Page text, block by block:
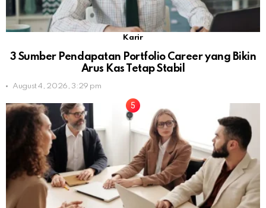
Karir
3 Sumber Pendapatan Portfolio Career yang Bikin
Arus Kas Tetap Stabil
August 4, 2026, 3:29 pm